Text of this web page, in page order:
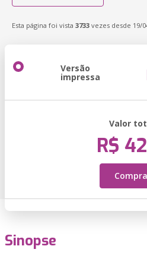
Esta página foi vista 3733 vezes desde 19/
Versão
impressa
Valor
R$
Sinopse